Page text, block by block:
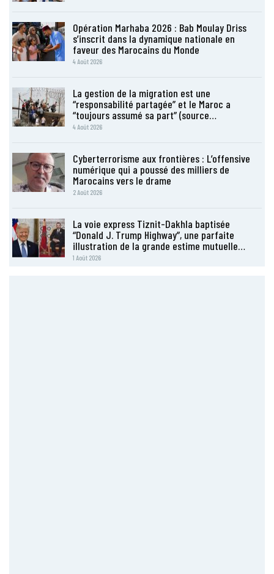
Opération Marhaba 2026 : Bab Moulay Driss
s’inscrit dans la dynamique nationale en
faveur des Marocains du Monde
4 Août 2026
La gestion de la migration est une
“responsabilité partagée” et le Maroc a
“toujours assumé sa part” (source…
4 Août 2026
Cyberterrorisme aux frontières : L’offensive
numérique qui a poussé des milliers de
Marocains vers le drame
2 Août 2026
La voie express Tiznit-Dakhla baptisée
“Donald J. Trump Highway”, une parfaite
illustration de la grande estime mutuelle…
1 Août 2026